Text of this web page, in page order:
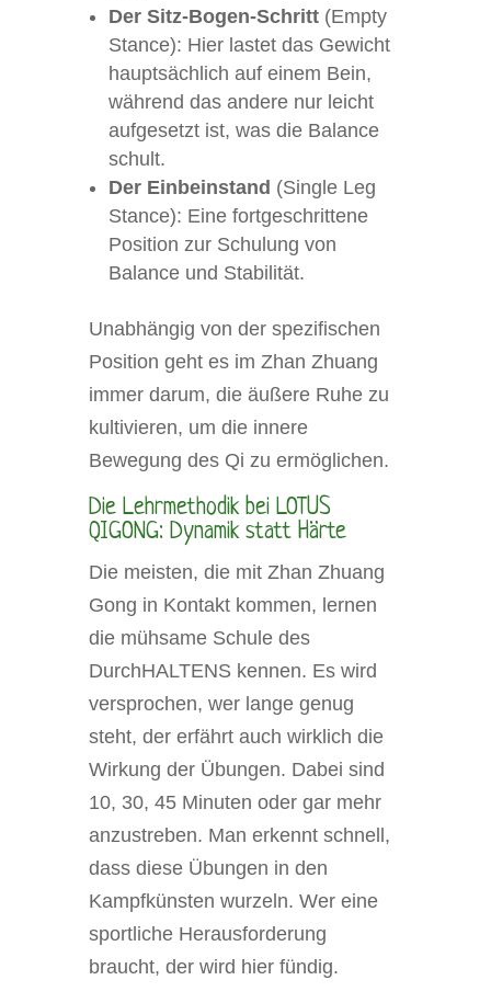
Der Sitz-Bogen-Schritt(Empty
Stance): Hier lastet das Gewicht
hauptsächlich auf einem Bein,
während das andere nur leicht
aufgesetzt ist, was die Balance
schult.
Der Einbeinstand (Single Leg
Stance): Eine fortgeschrittene
Position zur Schulung von
Balance und Stabilität.
Unabhängig von der spezifischen
Position geht es im Zhan Zhuang
immer darum, die äußere Ruhe zu
kultivieren, um die innere
Bewegung des Qi zu ermöglichen.
Die Lehrmethodik bei LOTUS
QIGONG: Dynamik statt Härte
Die meisten, die mit Zhan Zhuang
Gong in Kontakt kommen, lernen
die mühsame Schule des
DurchHALTENS kennen. Es wird
versprochen, wer lange genug
steht, der erfährt auch wirklich die
Wirkung der Übungen. Dabei sind
10, 30, 45 Minuten oder gar mehr
anzustreben. Man erkennt schnell,
dass diese Übungen in den
Kampfkünsten wurzeln. Wer eine
sportliche Herausforderung
braucht, der wird hier fündig.